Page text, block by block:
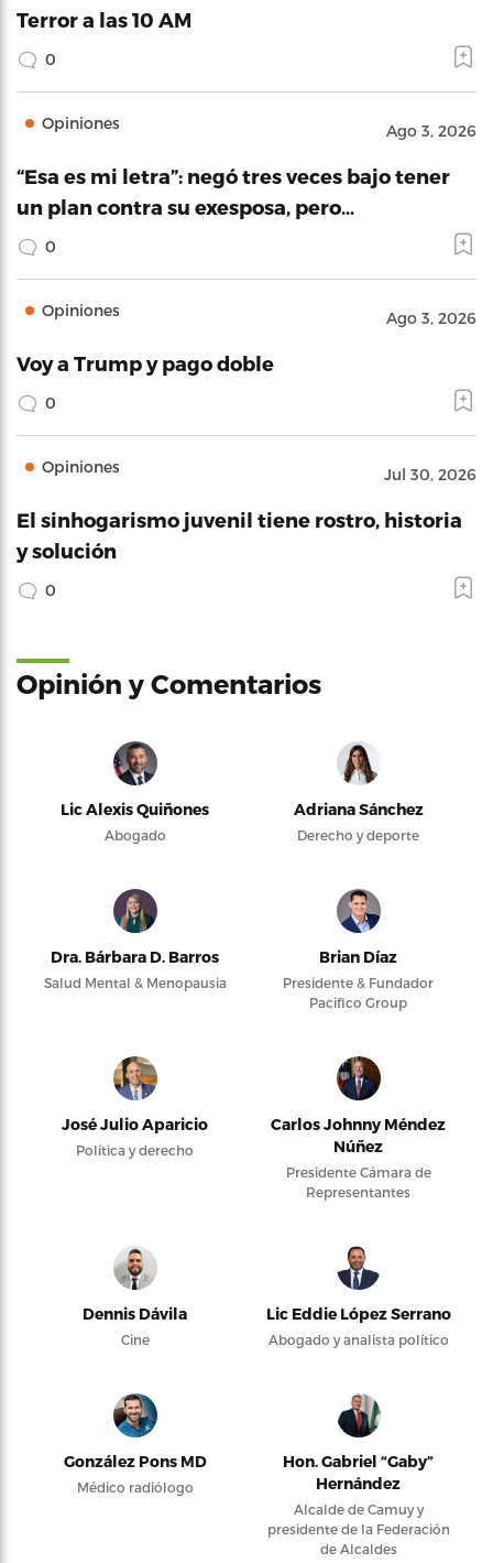
Terror a las 10 AM
0
Opiniones Ago 3, 2026
“Esa es mi letra”: negó tres veces bajo tener
un plan contra su exesposa, pero…
0
Opiniones Ago 3, 2026
Voy a Trump y pago doble
0
Opiniones Jul 30, 2026
El sinhogarismo juvenil tiene rostro, historia
y solución
0
Opinión y Comentarios
Lic Alexis Quiñones
Abogado
Adriana Sánchez
Derecho y deporte
Dra. Bárbara D. Barros
Salud Mental & Menopausia
Brian Díaz
Presidente & Fundador
Pacifico Group
José Julio Aparicio
Política y derecho
Carlos Johnny Méndez
Núñez
Presidente Cámara de
Representantes
Dennis Dávila
Cine
Lic Eddie López Serrano
Abogado y analista político
González Pons MD
Médico radiólogo
Hon. Gabriel “Gaby”
Hernández
Alcalde de Camuy y
presidente de la Federación
de Alcaldes